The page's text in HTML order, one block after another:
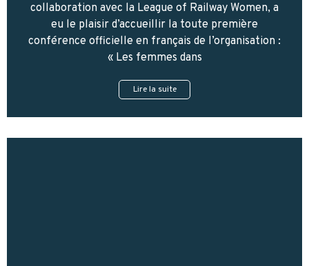
collaboration avec la League of Railway Women, a
eu le plaisir d’accueillir la toute première
conférence officielle en français de l’organisation :
« Les femmes dans
Lire la suite